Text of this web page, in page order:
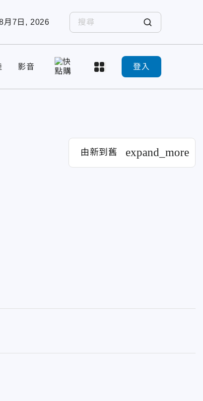
月7日, 2026
影音 登入
由新到舊 expand_more